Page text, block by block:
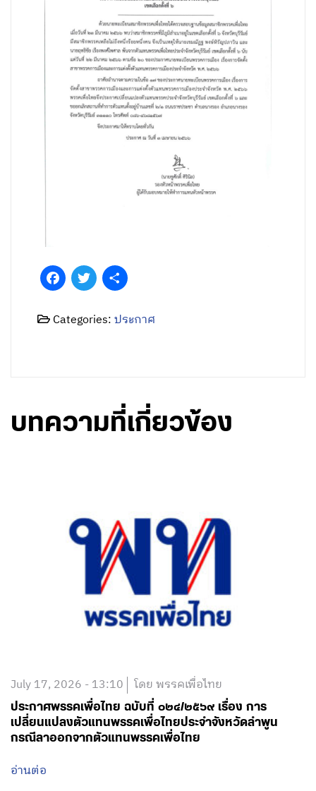
FacebookTwitter
Categories:ประกาศ
บทความที่เกี่ยวข้อง
July 17, 2026 - 13:10 โดย พรรคเพื่อไทย
ประกาศพรรคเพื่อไทย ฉบับที่ ๐๒๔/๒๕๖๙ เรื่อง การ
เปลี่ยนแปลงตัวแทนพรรคเพื่อไทยประจำจังหวัดลำพูน
กรณีลาออกจากตัวแทนพรรคเพื่อไทย
อ่านต่อ